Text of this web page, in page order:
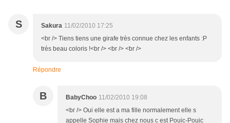
S Sakura 11/02/2010 17:25
<br /> Tiens tiens une girafe très connue chez les enfants :P
très beau coloris !<br /> <br /> <br />
Répondre
B BabyChoo 11/02/2010 19:08
<br /> Oui elle est a ma fille normalement elle s
appelle Sophie mais chez nous c est Pouic-Pouic